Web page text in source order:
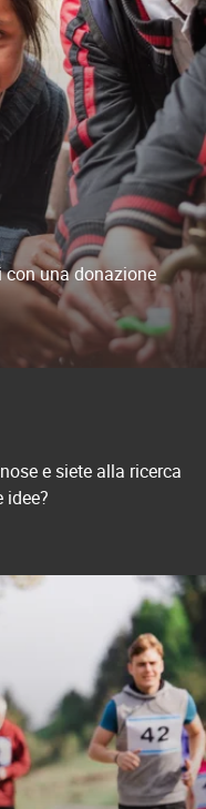
con una donazione
e siete alla ricerca
idee?